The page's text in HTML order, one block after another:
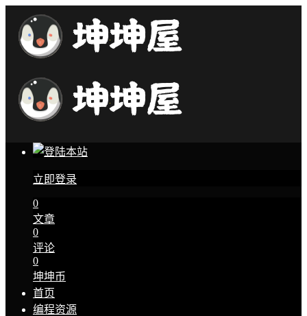
立即登录
0
文章
0
评论
0
坤坤币
首页
编程资源